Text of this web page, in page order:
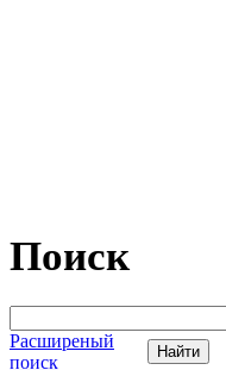
Поиск
Расширеный
поиск